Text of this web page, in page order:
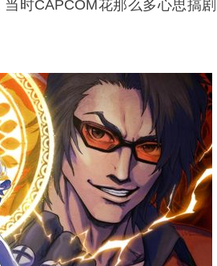
时CAPCOM花那么多心思搞剧